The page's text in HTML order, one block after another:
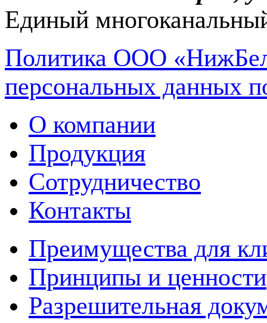
Единый
Политика ООО
персональных данных
О компании
Продукция
Сотрудничество
Контакты
Преимущества для
Принципы и ценности
Разрешительная